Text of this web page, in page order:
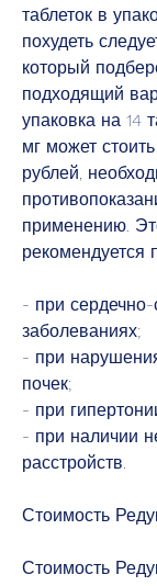
таблеток в
похудеть
который
подходящий
упаковка на 14
мг может
рублей,
применению.
рекомендуется
- при сердечно-
заболеваниях;
- при
почек;
- при
- при наличии
расстройств.
Стоимость
Стоимость